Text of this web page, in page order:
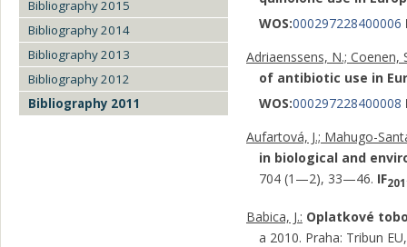
Bibliography 2015
Bibliography 2014
Bibliography 2013
Bibliography 2012
Bibliography 2011
WOS:000297228400006
Adriaenssens, N.; Coenen,
of antibiotic use in
WOS:000297228400008
Aufartová, J.; Mahugo-
in biological and
704 (1—2), 33—46. IF
Babica, J.: Oplatkové
a 2010. Praha: Tribun